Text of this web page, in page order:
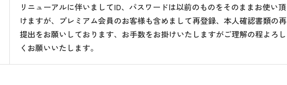
リニューアルに伴いましてID、パスワードは以前のものをそのままお使い頂
けますが、プレミアム会員のお客様も含めまして再登録、本人確認書類の再
提出をお願いしております、お手数をお掛けいたしますがご理解の程よろし
くお願いいたします。